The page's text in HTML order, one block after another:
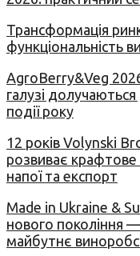
Трансформація
функціональність
AgroBerry&Veg 2026
галузі
події року
12 років Volynski
розвиває крафтове
напої та експорт
Made in Ukraine &
нового покоління
майбутнє